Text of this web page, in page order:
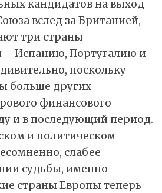
кандидатов на выход
вслед за Британией,
три страны
– Испанию, Португалию и
поскольку
больше других
финансового
и в последующий период.
и политическом
слабее
судьбы, именно
страны Европы теперь